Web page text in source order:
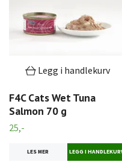
Legg i handlekurv
F4C Cats Wet Tuna
Salmon 70 g
25,-
LES MER